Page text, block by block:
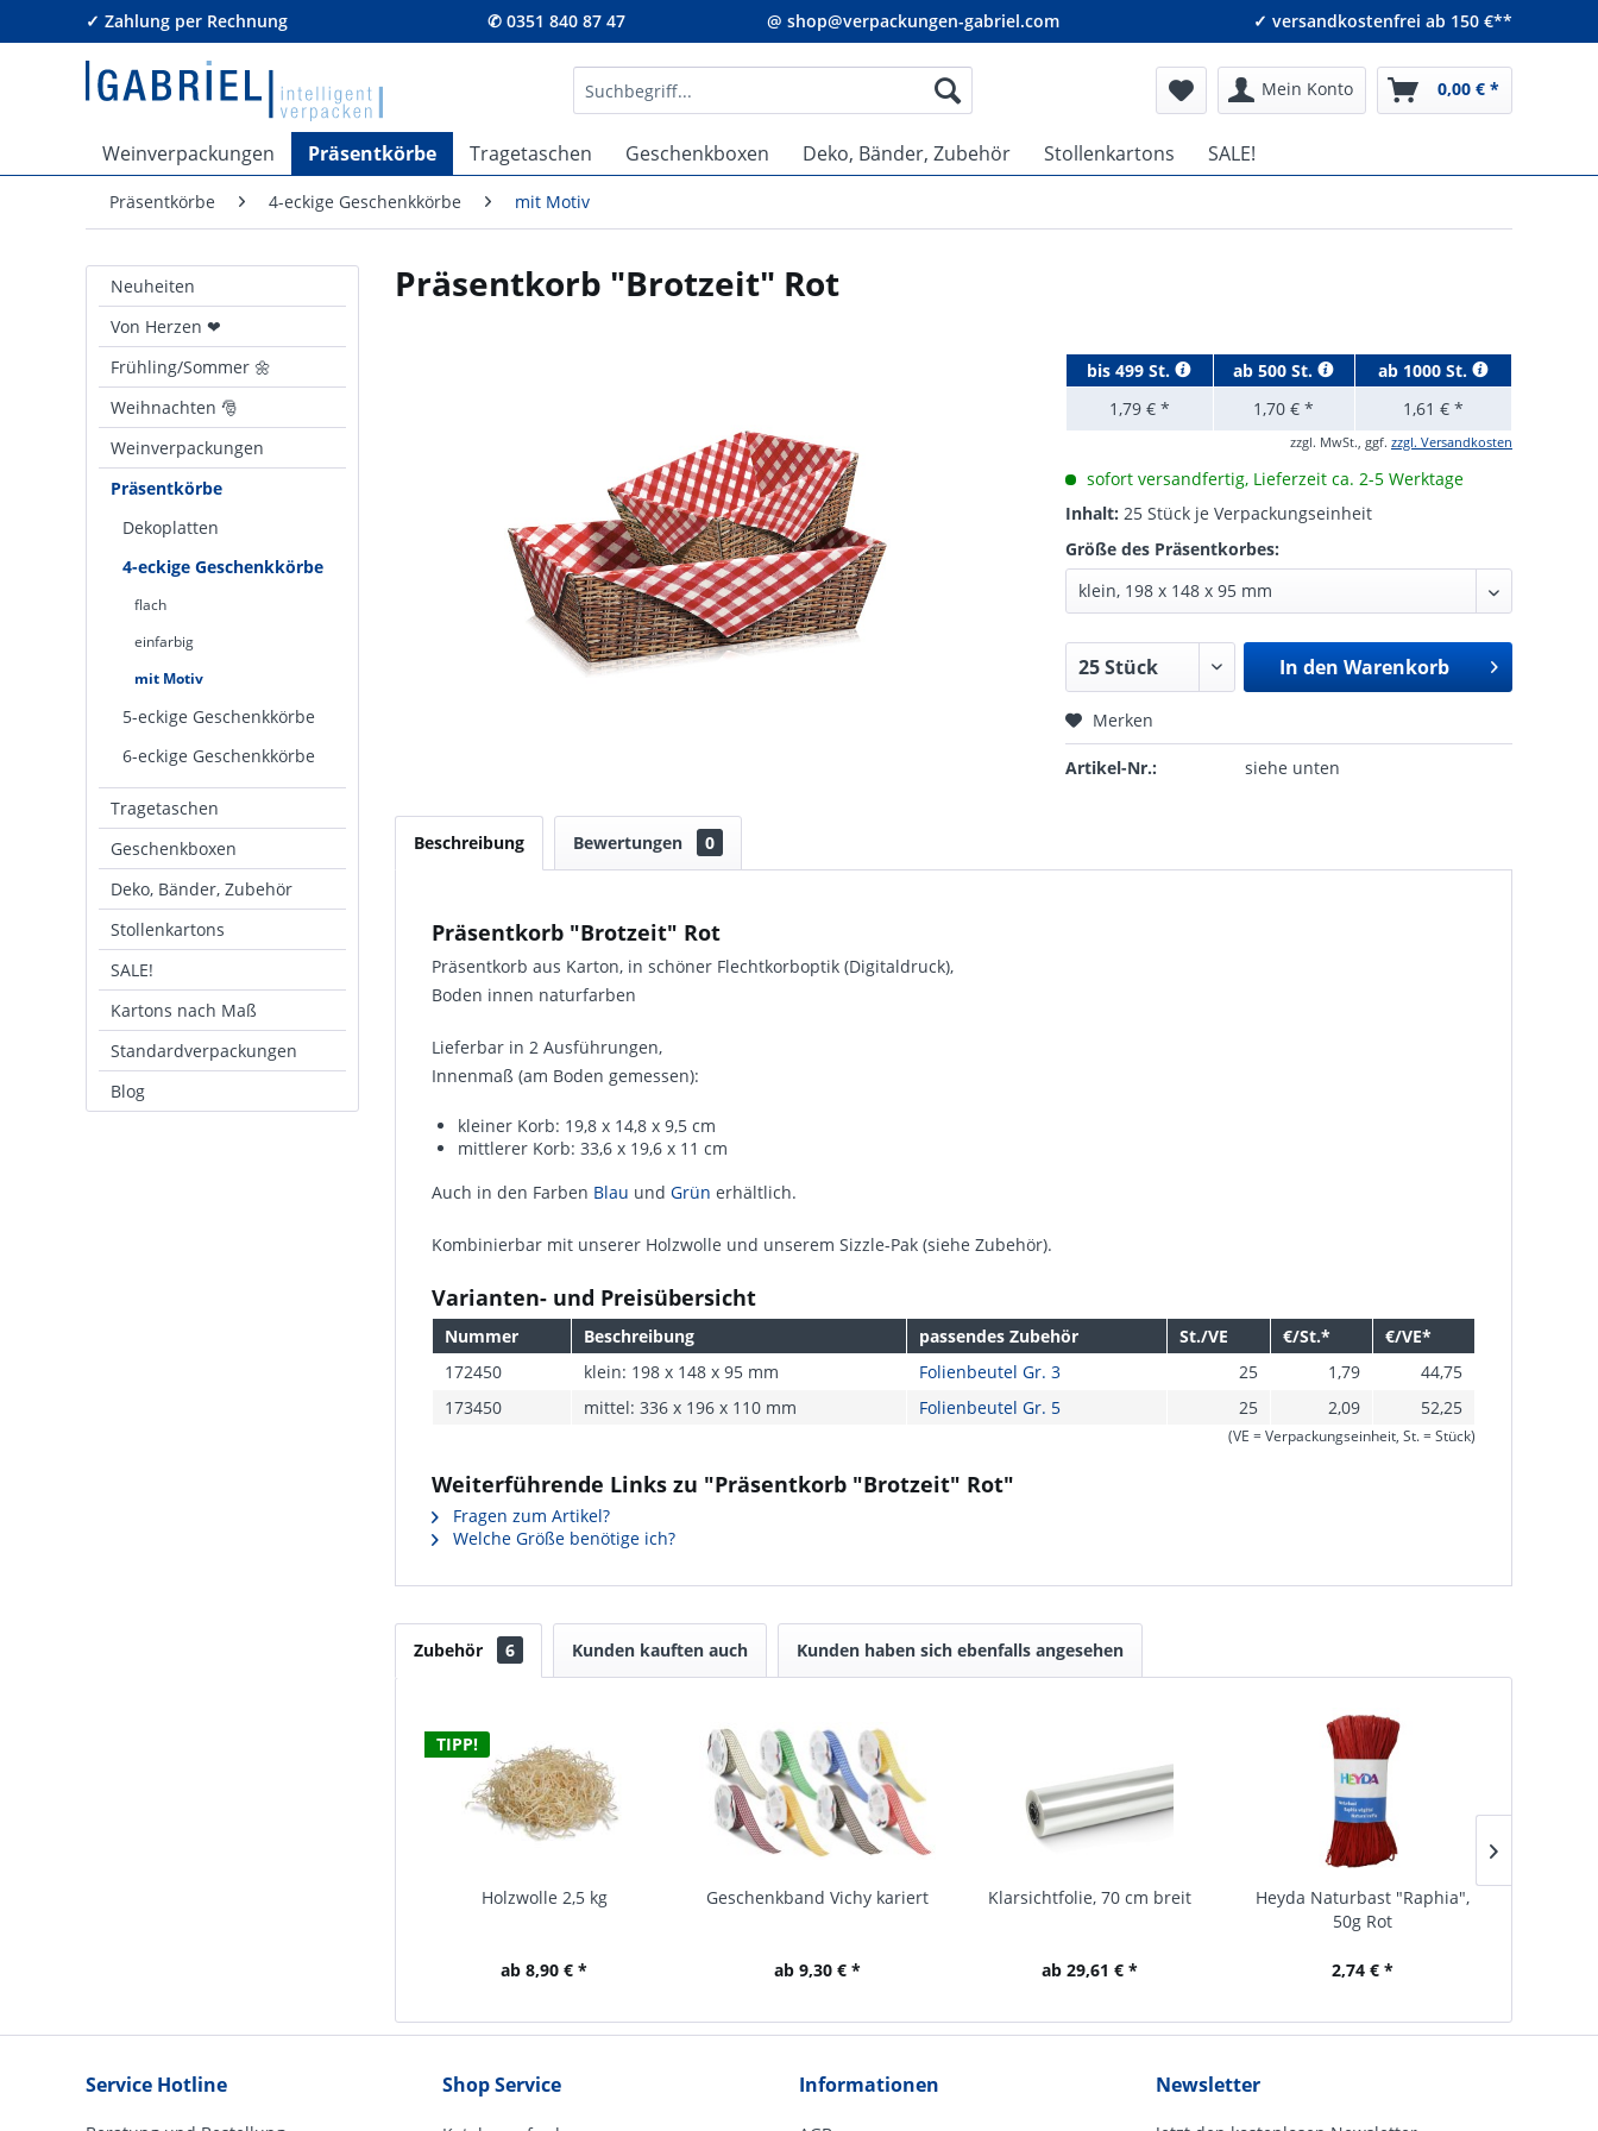
✓ Zahlung per Rechnung ✆ 0351 840 87 47 @ shop@verpackungen-gabriel.com ✓ versandkostenfrei ab 150 €**
Mein Konto 0,00 € *
Weinverpackungen Präsentkörbe Tragetaschen Geschenkboxen Deko, Bänder, Zubehör Stollenkartons SALE!
Präsentkörbe 4-eckige Geschenkkörbe mit Motiv
Neuheiten
Von Herzen ❤
Frühling/Sommer 🌼
Weihnachten 🎅
Weinverpackungen
Präsentkörbe
Dekoplatten
4-eckige Geschenkkörbe
flach
einfarbig
mit Motiv
5-eckige Geschenkkörbe
6-eckige Geschenkkörbe
Tragetaschen
Geschenkboxen
Deko, Bänder, Zubehör
Stollenkartons
SALE!
Kartons nach Maß
Standardverpackungen
Blog
Präsentkorb "Brotzeit" Rot
bis499 St. ab500 St. ab 1000 St.
1,79 € *
1,70 € * 1,61 € *
zzgl. MwSt., ggf. zzgl. Versandkosten
sofort versandfertig, Lieferzeit ca. 2-5 Werktage
Inhalt: 25 Stück je Verpackungseinheit
Größe des Präsentkorbes:
In den Warenkorb
Merken
Artikel-Nr.: siehe unten
Beschreibung Bewertungen 0
Präsentkorb "Brotzeit" Rot
Präsentkorb aus Karton, in schöner Flechtkorboptik (Digitaldruck),
Boden innen naturfarben
Lieferbar in 2 Ausführungen,
Innenmaß (am Boden gemessen):
kleiner Korb: 19,8 x 14,8 x 9,5 cm
mittlerer Korb: 33,6 x 19,6 x 11 cm
Auch in den Farben Blau und Grün erhältlich.
Kombinierbar mit unserer Holzwolle und unserem Sizzle-Pak (siehe Zubehör).
Varianten- und Preisübersicht
Nummer Beschreibung passendes Zubehör St./VE €/St.*
€/VE*
172450
klein: 198 x 148 x 95 mm Folienbeutel Gr. 3 25 1,79
44,75
173450
mittel: 336 x 196 x 110 mm Folienbeutel Gr. 5 25 2,09 52,25
(VE = Verpackungseinheit, St. = Stück)
Weiterführende Links zu "Präsentkorb "Brotzeit" Rot"
Fragen zum Artikel?
Welche Größe benötige ich?
Zubehör 6 Kunden kauften auch Kunden haben sich ebenfalls angesehen
TIPP!
Holzwolle 2,5 kg
ab 8,90 € *
Geschenkband Vichy kariert
ab 9,30 € *
Klarsichtfolie, 70 cm breit
ab 29,61 € *
Heyda Naturbast "Raphia",
50g Rot
2,74 € *
Service Hotline Shop Service Informationen Newsletter